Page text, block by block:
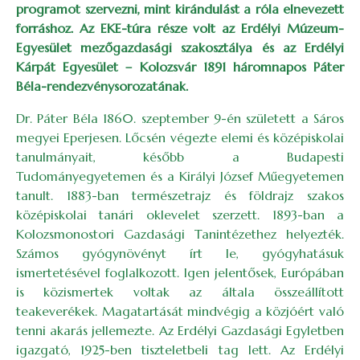
programot szervezni, mint kirándulást a róla elnevezett
forráshoz. Az EKE-túra része volt az Erdélyi Múzeum-
Egyesület mezőgazdasági szakosztálya és az Erdélyi
Kárpát Egyesület – Kolozsvár 1891 háromnapos Páter
Béla-rendezvénysorozatának.
Dr. Páter Béla 1860. szeptember 9-én született a Sáros
megyei Eperjesen. Lőcsén végezte elemi és középiskolai
tanulmányait, később a Budapesti
Tudományegyetemen és a Királyi József Műegyetemen
tanult. 1883-ban természetrajz és földrajz szakos
középiskolai tanári oklevelet szerzett. 1893-ban a
Kolozsmonostori Gazdasági Tanintézethez helyezték.
Számos gyógynövényt írt le, gyógyhatásuk
ismertetésével foglalkozott. Igen jelentősek, Európában
is közismertek voltak az általa összeállított
teakeverékek. Magatartását mindvégig a közjóért való
tenni akarás jellemezte. Az Erdélyi Gazdasági Egyletben
igazgató, 1925-ben tiszteletbeli tag lett. Az Erdélyi